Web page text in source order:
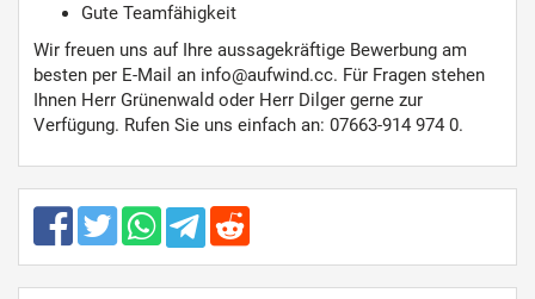
Gute Teamfähigkeit
Wir freuen uns auf Ihre aussagekräftige Bewerbung am
besten per E-Mail an info@aufwind.cc. Für Fragen stehen
Ihnen Herr Grünenwald oder Herr Dilger gerne zur
Verfügung. Rufen Sie uns einfach an: 07663-914 974 0.